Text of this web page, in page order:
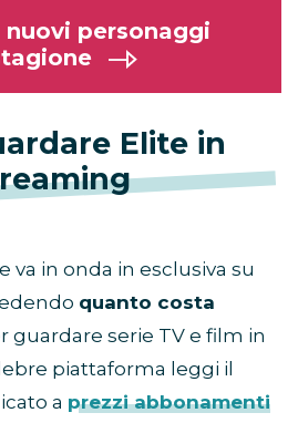
nuovi personaggi
Elite in
va in onda in esclusiva su
quanto costa
guardare serie TV e film in
piattaforma leggi il
a prezzi abbonamenti